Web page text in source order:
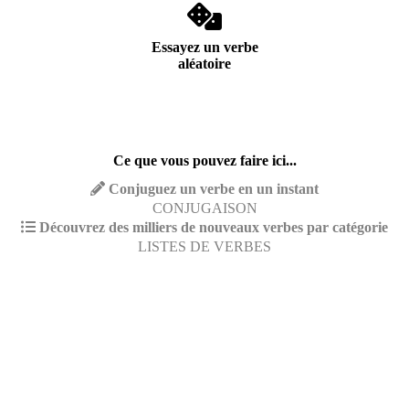
Essayez un verbe
aléatoire
Ce que vous pouvez faire ici...
Conjuguez un verbe en un instant
CONJUGAISON
Découvrez des milliers de nouveaux verbes par catégorie
LISTES DE VERBES